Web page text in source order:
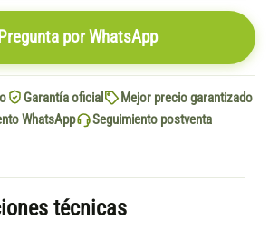
por WhatsApp
Garantía oficial
Mejor precio garantizado
WhatsApp
Seguimiento postventa
técnicas